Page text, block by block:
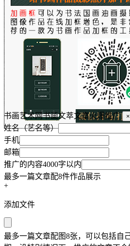
书画艺术网书画文萃文章火爆推广 ×
姓名（艺名等）
手机
邮箱
推广的内容4000字以内
最多一篇文章配8件作品展示
+
添加文件
最多一篇文章配图8张，可以包括自